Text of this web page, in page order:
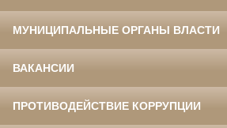
МУНИЦИПАЛЬНЫЕ ОРГАНЫ ВЛАСТИ
ВАКАНСИИ
ПРОТИВОДЕЙСТВИЕ КОРРУПЦИИ